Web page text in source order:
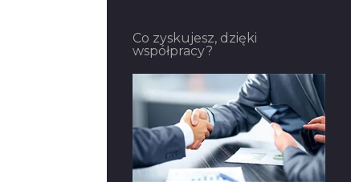
Co zyskujesz, dzięki
współpracy?